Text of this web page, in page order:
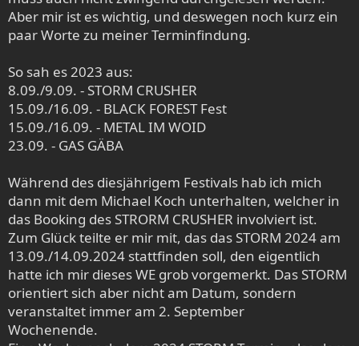
:
Aber mir ist es wichtig, und deswegen noch kurz ein
paar Worte zu meiner Terminfindung.
So sah es 2023 aus:
8.09./9.09. - STORM CRUSHER
15.09./16.09. - BLACK FOREST Fest
15.09./16.09. - METAL IM WOID
23.09. - GAS GÄBA
Während des diesjährigem Festivals hab ich mich
dann mit dem Michael Koch unterhalten, welcher in
das Booking des STRORM CRUSHER involviert ist.
Zum Glück teilte er mir mit, das das STORM 2024 am
13.09./14.09.2024 stattfinden soll, den eigentlich
hatte ich mir dieses WE grob vorgemerkt. Das STORM
orientiert sich aber nicht am Datum, sondern
veranstaltet immer am 2. September
Wochenende.